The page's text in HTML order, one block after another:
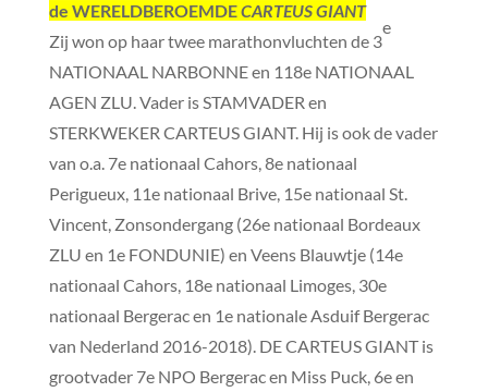
de WERELDBEROEMDECARTEUS GIANT
Zij won op haar twee marathonvluchten de 3
e
NATIONAAL NARBONNE en 118e NATIONAAL
AGEN ZLU. Vader is STAMVADER en
STERKWEKER CARTEUS GIANT. Hij is ook de vader
van o.a. 7e nationaal Cahors, 8e nationaal
Perigueux, 11e nationaal Brive, 15e nationaal St.
Vincent, Zonsondergang (26e nationaal Bordeaux
ZLU en 1e FONDUNIE) en Veens Blauwtje (14e
nationaal Cahors, 18e nationaal Limoges, 30e
nationaal Bergerac en 1e nationale Asduif Bergerac
van Nederland 2016-2018). DE CARTEUS GIANT is
grootvader 7e NPO Bergerac en Miss Puck, 6e en